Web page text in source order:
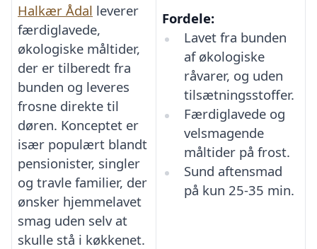
Halkær Ådal leverer
færdiglavede,
økologiske måltider,
der er tilberedt fra
bunden og leveres
frosne direkte til
døren. Konceptet er
især populært blandt
pensionister, singler
og travle familier, der
ønsker hjemmelavet
smag uden selv at
skulle stå i køkkenet.
Fordele:
Lavet fra bunden
af økologiske
råvarer, og uden
tilsætningsstoffer.
Færdiglavede og
velsmagende
måltider på frost.
Sund aftensmad
på kun 25-35 min.